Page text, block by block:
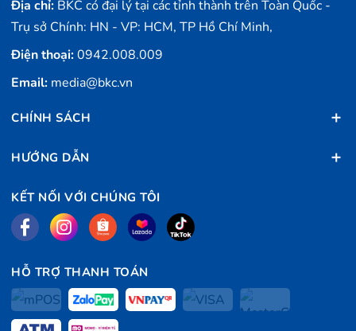
Địa chỉ: BKC có đại lý tại các tỉnh thành trên Toàn Quốc -
Trụ sở Chính: HN - VP: HCM, TP Hồ Chí Minh,
Điện thoại:0942.008.009
Email: media@bkc.vn
CHÍNH SÁCH
HƯỚNG DẪN
KẾT NỐI VỚI CHÚNG TÔI
HỖ TRỢ THANH TOÁN